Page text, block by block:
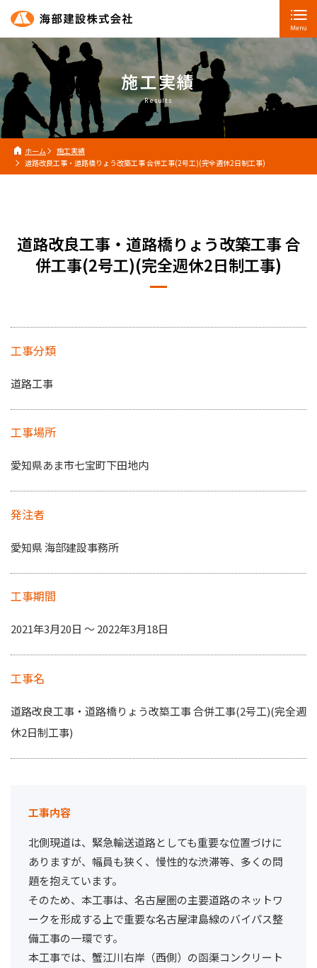
施工実績
Results
ホーム
施工実績
道路改良工事・道路橋りょう改築工事 合併工事(2号工)(完全週休2日制工事)
道路改良工事・道路橋りょう改築工事 合
併工事(2号工)(完全週休2日制工事)
工事分類
道路工事
工事場所
愛知県あま市七宝町下田地内
発注者
愛知県 海部建設事務所
工事期間
2021年3月20日 〜 2022年3月18日
工事名
道路改良工事・道路橋りょう改築工事 合併工事(2号工)(完全週
休2日制工事)
工事内容
北側現道は、緊急輸送道路としても重要な位置づけに
ありますが、幅員も狭く、慢性的な渋滞等、多くの問
題を抱えています。
そのため、本工事は、名古屋圏の主要道路のネットワ
ークを形成する上で重要な名古屋津島線のバイパス整
備工事の一環です。
本工事では、蟹江川右岸（西側）の函渠コンクリート